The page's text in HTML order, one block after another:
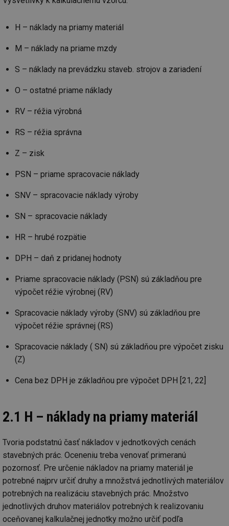
H – náklady na priamy materiál
M – náklady na priame mzdy
S – náklady na prevádzku staveb. strojov a zariadení
O – ostatné priame náklady
RV – réžia výrobná
RS – réžia správna
Z – zisk
PSN – priame spracovacie náklady
SNV – spracovacie náklady výroby
SN – spracovacie náklady
HR – hrubé rozpätie
DPH – daň z pridanej hodnoty
Priame spracovacie náklady (PSN) sú základňou pre
výpočet réžie výrobnej (RV)
Spracovacie náklady výroby (SNV) sú základňou pre
výpočet réžie správnej (RS)
Spracovacie náklady ( SN) sú základňou pre výpočet zisku
(Z)
Cena bez DPH je základňou pre výpočet DPH [21, 22]
2.1 H – náklady na priamy materiál
Tvoria podstatnú časť nákladov v jednotkových cenách
stavebných prác. Oceneniu treba venovať primeranú
pozornosť. Pre určenie nákladov na priamy materiál je
potrebné najprv určiť druhy a množstvá jednotlivých materiálov
potrebných na realizáciu stavebných prác. Množstvo
jednotlivých druhov materiálov potrebných k realizovaniu
oceňovanej kalkulačnej jednotky možno určiť podľa